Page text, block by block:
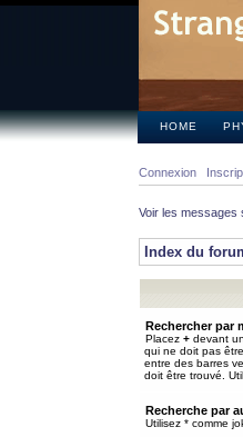
HOME
Connexion
Voir les messages
Index du
Rechercher par
Placez + devant
qui ne doit pas
entre des barres
doit être trouvé.
Recherche par
Utilisez * comme